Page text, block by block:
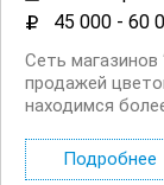
45 000 - 60
Сеть магазинов
продажей
находимся
Обратите
сотрудников с
Подробнее